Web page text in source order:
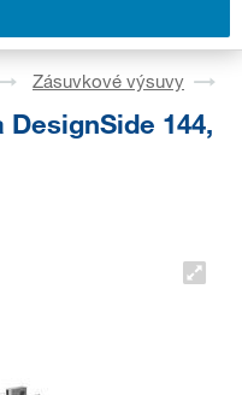
Zásuvkové výsuvy
DesignSide 144,